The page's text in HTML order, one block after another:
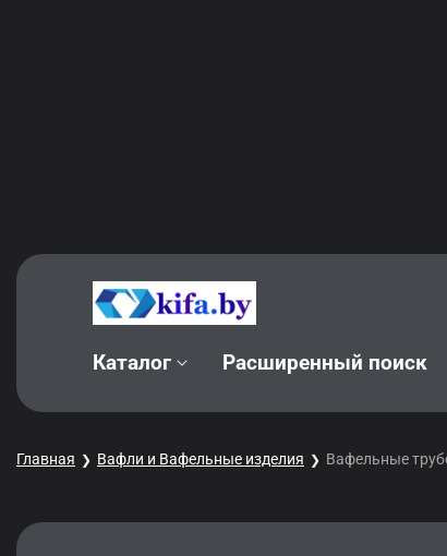
Каталог Расширенный поиск
Главная Вафли и Вафельные изделия Вафельные